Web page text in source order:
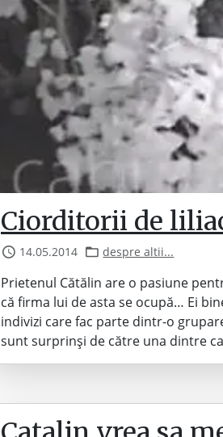
Ciorditorii de
14.05.2014 despre altii...
Prietenul Cătălin are o pasiune
că firma lui de asta se ocupă… Ei
indivizi care fac parte dintr-o
sunt surprinși de către una dintre